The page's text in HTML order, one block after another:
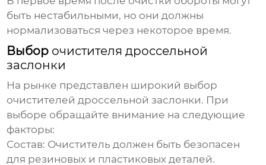
быть нестабильными, но они должны
нормализоваться через некоторое время.
Выбор очистителя дроссельной
заслонки
На рынке представлен широкий выбор
очистителей дроссельной заслонки. При
выборе обращайте внимание на следующие
факторы:
Состав: Очиститель должен быть безопасен
для резиновых и пластиковых деталей.